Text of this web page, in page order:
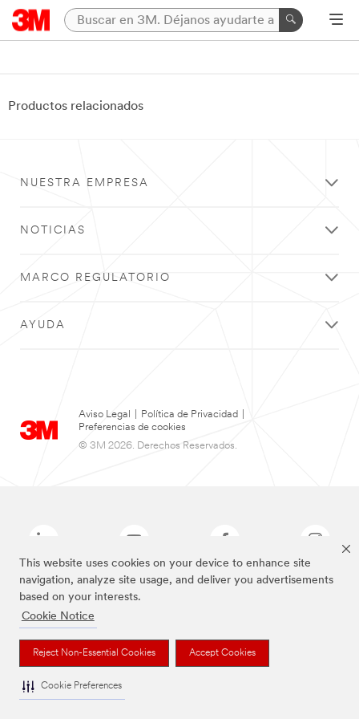
This website uses cookies on your device to enhance site
navigation, analyze site usage, and deliver you advertisements
based on your interests.
Cookie Notice
Reject Non-Essential Cookies Accept Cookies
Cookie Preferences
Productos relacionados
NUESTRA EMPRESA
NOTICIAS
MARCO REGULATORIO
AYUDA
Aviso Legal Política de Privacidad
Preferencias de cookies
© 3M 2026. Derechos Reservados.
Las marcas mencionadas arriba son Marcas Registradas de 3M.